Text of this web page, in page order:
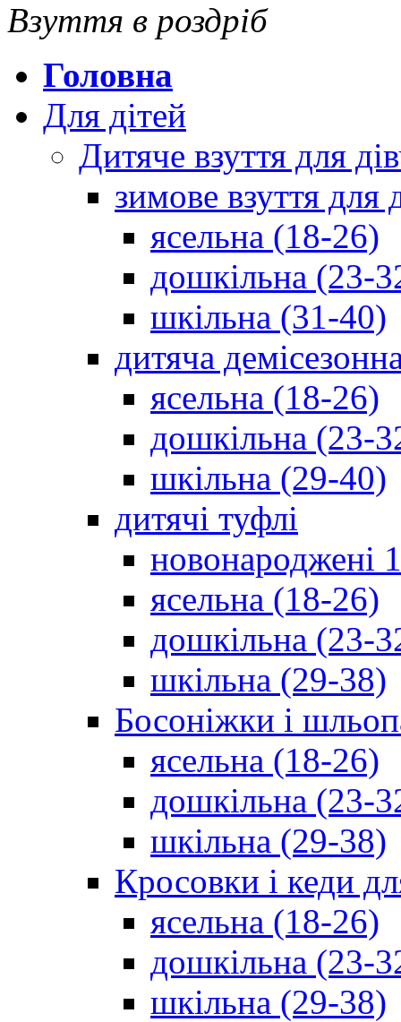
Взуття в роздріб
Головна
Для дітей
Дитяче взуття для
зимове взуття для
ясельна (18-26)
дошкільна (23-
шкільна (31-40)
дитяча
ясельна (18-26)
дошкільна (23-
шкільна (29-40)
дитячі туфлі
новонароджені
ясельна (18-26)
дошкільна (23-
шкільна (29-38)
Босоніжки і
ясельна (18-26)
дошкільна (23-
шкільна (29-38)
Кросовки і кеди
ясельна (18-26)
дошкільна (23-
шкільна (29-38)